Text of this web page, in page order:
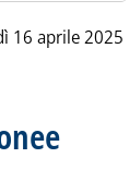
16 aprile 2025